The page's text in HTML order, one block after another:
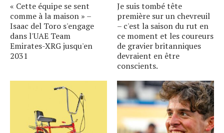
« Cette équipe se sent
comme à la maison » –
Isaac del Toro s'engage
dans l'UAE Team
Emirates-XRG jusqu'en
2031
Je suis tombé tête
première sur un chevreuil
– c'est la saison du rut en
ce moment et les coureurs
de gravier britanniques
devraient en être
conscients.